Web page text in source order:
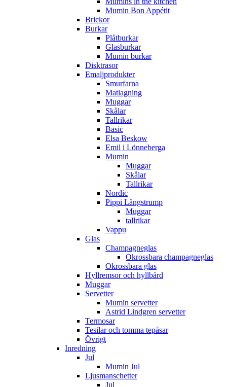
Mumin Bon Appétit
Brickor
Burkar
Plåtburkar
Glasburkar
Mumin burkar
Disktrasor
Emaljprodukter
Smurfarna
Matlagning
Muggar
Skålar
Tallrikar
Basic
Elsa Beskow
Emil i Lönneberga
Mumin
Muggar
Skålar
Tallrikar
Nordic
Pippi Långstrump
Muggar
tallrikar
Vappu
Glas
Champagneglas
Okrossbara champagneglas
Okrossbara glas
Hyllremsor och hyllbård
Muggar
Servetter
Mumin servetter
Astrid Lindgren servetter
Termosar
Tesilar och tomma tepåsar
Övrigt
Inredning
Jul
Mumin Jul
Ljusmanschetter
Jul